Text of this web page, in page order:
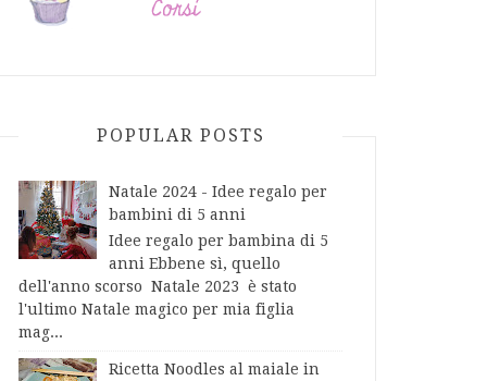
POPULAR POSTS
Natale 2024 - Idee regalo per
bambini di 5 anni
Idee regalo per bambina di 5
anni Ebbene sì, quello
dell'anno scorso Natale 2023 è stato
l'ultimo Natale magico per mia figlia
mag...
Ricetta Noodles al maiale in